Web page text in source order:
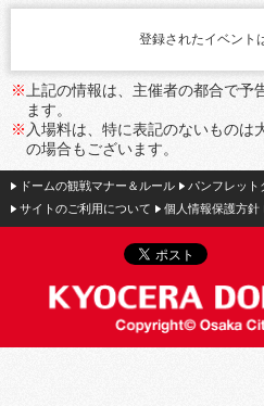
登録されたイベント
※ 上記の情報は、主催者の都合で
ます。
※ 入場料は、特に表記のないものは
の場合もございます。
ドームの観戦マナー＆ルール
パンフレット
サイトのご利用について
個人情報保護方針